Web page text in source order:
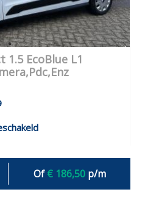
1.5 EcoBlue L1
Of€ 186,50p/m